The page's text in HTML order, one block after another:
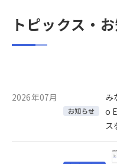
トピックス・
2026年07月
お知らせ
み
o
ス